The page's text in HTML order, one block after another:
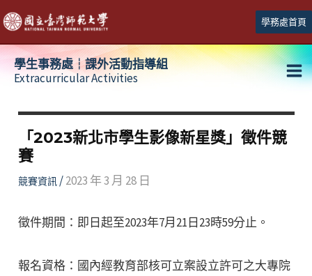
跳
至
主
學務處首頁
學生事務處┆課外活動指導組
Extracurricular Activities
「2023新北市學生影像新星獎」徵件競
賽
競賽資訊/2023 年 3 月 28 日
徵件期間：即日起至2023年7月21日23時59分止。
報名資格：國內經教育部核可立案設立許可之大專院